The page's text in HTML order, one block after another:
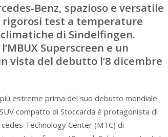
Benz, spazioso e versatile
test a temperature
di Sindelfingen.
Superscreen e un
vista del debutto l’8 dicembre
estreme prima del suo debutto mondiale
compatto di Stoccarda è protagonista di
Technology Center (MTC) di